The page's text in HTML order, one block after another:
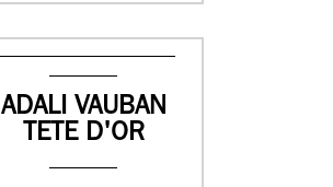
ADALI VAUBAN
TETE D'OR